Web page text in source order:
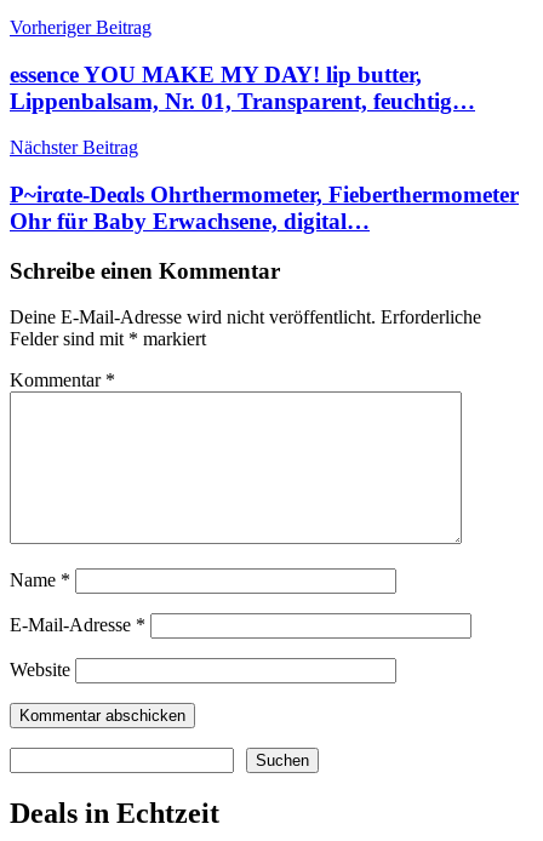
Beitragsnavigation
Vorheriger Beitrag
essence YOU MAKE MY DAY! lip butter,
Lippenbalsam, Nr. 01, Transparent, feuchtig…
Nächster Beitrag
P~irαtе-Dеαls Ohrthermometer, Fieberthermometer
Ohr für Baby Erwachsene, digital…
Schreibe einen Kommentar
Deine E-Mail-Adresse wird nicht veröffentlicht. Erforderliche
Felder sind mit * markiert
Kommentar *
Name *
E-Mail-Adresse *
Website
Suchen
Deals in Echtzeit